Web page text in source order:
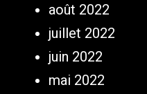
août 2022
juillet 2022
juin 2022
mai 2022